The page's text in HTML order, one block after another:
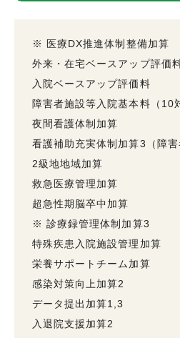
※ 医療DX推進体制整備加算
外来・在宅ベースアップ評価
入院ベースアップ評価料
障害者施設等入院基本料（10
夜間看護体制加算
看護補助充実体制加算3（障害
2級地地域加算
救急医療管理加算
超急性期脳卒中加算
※ 診療録管理体制加算3
特殊疾患入院施設管理加算
栄養サポートチーム加算
感染対策向上加算2
データ提出加算1,3
入退院支援加算2